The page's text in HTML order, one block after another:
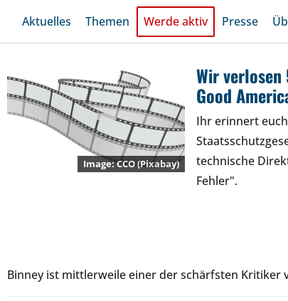
Aktuelles Themen Werde aktiv Presse
CCO (Pixabay)
Wir
Good
Ihr erinnert
technische
Fehler".
Binney ist mittlerweile einer der schärfsten Kritiker